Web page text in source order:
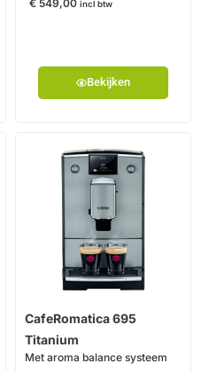
€ 549,00 incl btw
Bekijken
CafeRomatica 695
Titanium
Met aroma balance systeem